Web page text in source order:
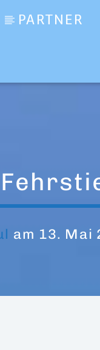
PARTNER
am 13. Mai